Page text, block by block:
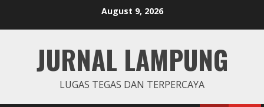
August 9, 2026
JURNAL LAMPUNG
LUGAS TEGAS DAN TERPERCAYA